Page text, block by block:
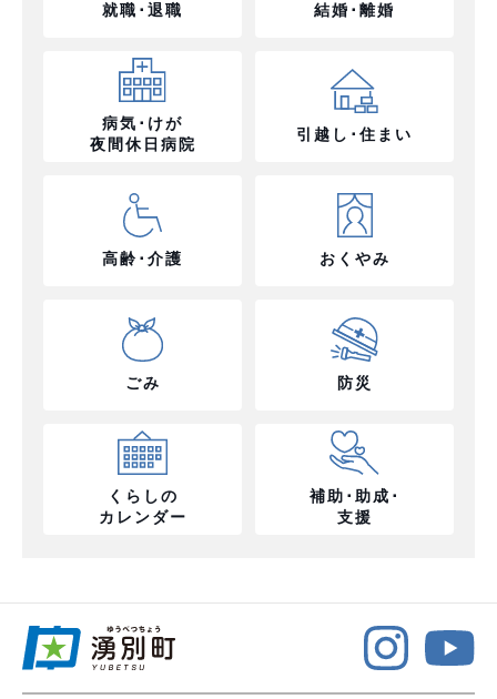
就職･退職 結婚･離婚
病気･けが
夜間休日病院
引越し･住まい
高齢･介護 おくやみ
ごみ 防災
くらしの
カレンダー
補助･助成･
支援